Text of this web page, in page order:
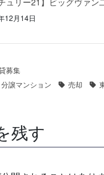
12月14日
募集
分譲マンション 売却
残す